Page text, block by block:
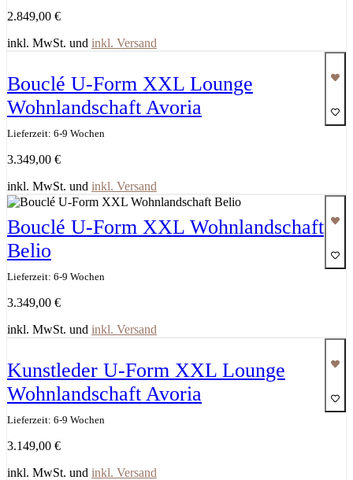
2.849,00 €
inkl. MwSt. und inkl. Versand
Bouclé U-Form XXL Lounge
Wohnlandschaft Avoria
Lieferzeit: 6-9 Wochen
3.349,00 €
inkl. MwSt. und inkl. Versand
Bouclé U-Form XXL Wohnlandschaft
Belio
Lieferzeit: 6-9 Wochen
3.349,00 €
inkl. MwSt. und inkl. Versand
Kunstleder U-Form XXL Lounge
Wohnlandschaft Avoria
Lieferzeit: 6-9 Wochen
3.149,00 €
inkl. MwSt. und inkl. Versand